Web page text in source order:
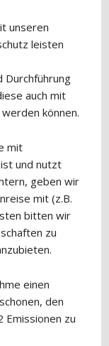
unseren
leisten
Durchführung
auch mit
können.
mit
und nutzt
geben wir
mit (z.B.
bitten wir
zu
einen
den
Emissionen zu